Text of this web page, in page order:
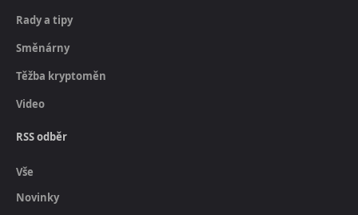
Rady a tipy
Směnárny
Těžba kryptoměn
Video
RSS odběr
Vše
Novinky